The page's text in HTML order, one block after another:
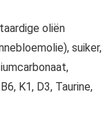
oliën
suiker,
K1, D3, Taurine,